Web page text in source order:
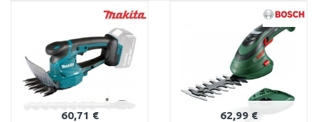
60,71 € 62,99 €